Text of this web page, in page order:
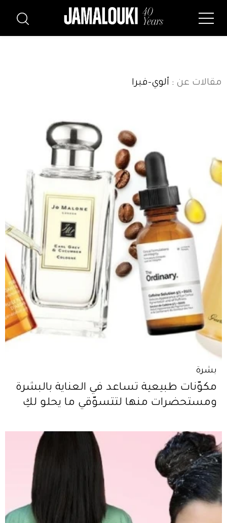
مقالات عن : ألوي-فيرا
بشرة
مكوّنات طبيعية تساعد في العناية بالبشرة
ومستحضرات منها لتتسوّقي ما يحلو لكِ